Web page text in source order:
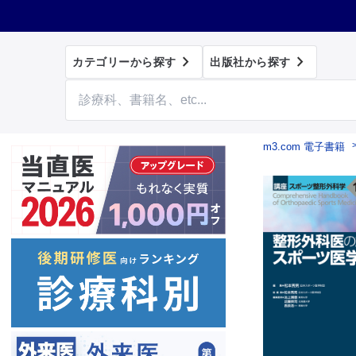
カテゴリーから探す  出版社から探す 
m3.com 電子書籍